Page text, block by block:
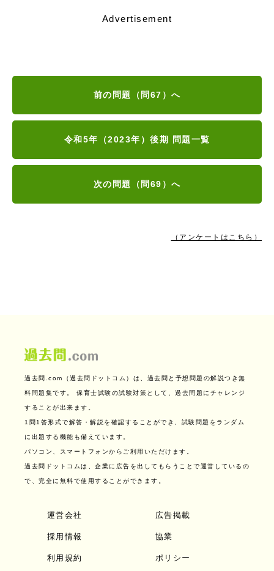
Advertisement
前の問題（問67）へ
令和5年（2023年）後期 問題一覧
次の問題（問69）へ
（アンケートはこちら）
過去問.com（過去問ドットコム）は、過去問と予想問題の解説つき無
料問題集です。 保育士試験の試験対策として、過去問題にチャレンジ
することが出来ます。
1問1答形式で解答・解説を確認することができ、試験問題をランダム
に出題する機能も備えています。
パソコン、スマートフォンからご利用いただけます。
過去問ドットコムは、企業に広告を出してもらうことで運営しているの
で、完全に無料で使用することができます。
運営会社 広告掲載
採用情報 協業
利用規約 ポリシー